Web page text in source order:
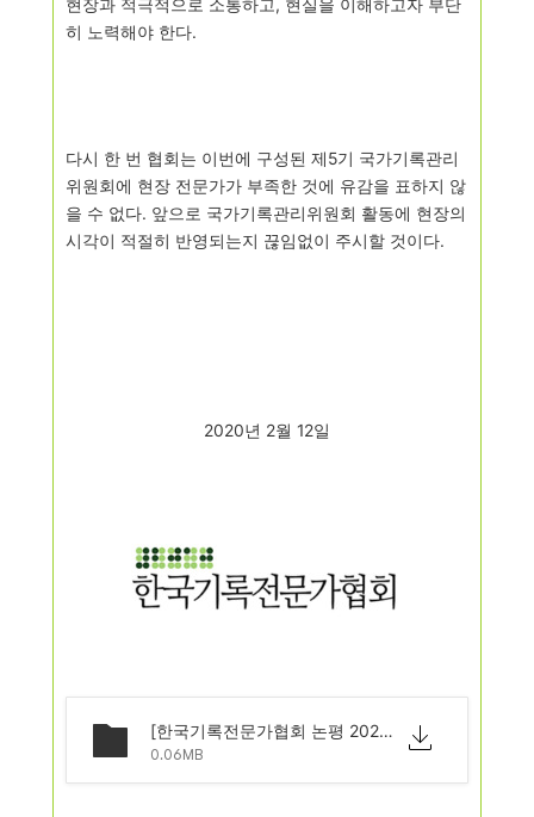
현장과 적극적으로 소통하고, 현실을 이해하고자 부단
히 노력해야 한다.
다시 한 번 협회는 이번에 구성된 제5기 국가기록관리
위원회에 현장 전문가가 부족한 것에 유감을 표하지 않
을 수 없다. 앞으로 국가기록관리위원회 활동에 현장의
시각이 적절히 반영되는지 끊임없이 주시할 것이다.
2020년 2월 12일
[한국기록전문가협회 논평 2020-01]_현장_전문가_없는_국가기록관리위원회_출범을_우려한다_20200211.pdf
0.06MB